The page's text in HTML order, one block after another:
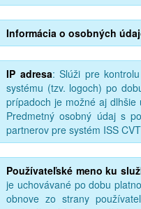
Informácia o osobných
IP adresa: Slúži pre
systému (tzv. logoch) po
prípadoch je možné aj dlhšie
Predmetný osobný údaj s
partnerov pre systém ISS
Používateľské meno ku
je uchovávané po dobu
obnove zo strany